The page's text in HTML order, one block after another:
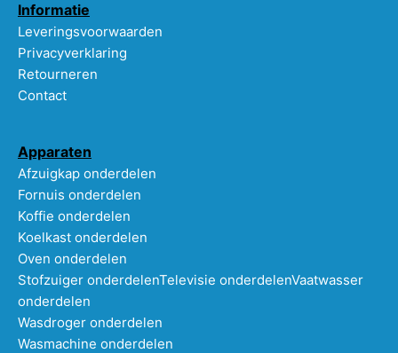
Informatie
Leveringsvoorwaarden
Privacyverklaring
Retourneren
Contact
Apparaten
Afzuigkap onderdelen
Fornuis onderdelen
Koffie onderdelen
Koelkast onderdelen
Oven onderdelen
Stofzuiger onderdelenTelevisie onderdelenVaatwasser
onderdelen
Wasdroger onderdelen
Wasmachine onderdelen